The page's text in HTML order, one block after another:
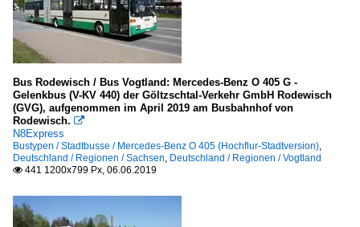
Bus Rodewisch / Bus Vogtland: Mercedes-Benz O 405 G -
Gelenkbus (V-KV 440) der Göltzschtal-Verkehr GmbH Rodewisch
(GVG), aufgenommen im April 2019 am Busbahnhof von
Rodewisch. 
N8Express
Bustypen / Stadtbusse / Mercedes-Benz O 405 (Hochflur-Stadtversion),
Deutschland / Regionen / Sachsen, Deutschland / Regionen / Vogtland
 441 1200x799 Px, 06.06.2019